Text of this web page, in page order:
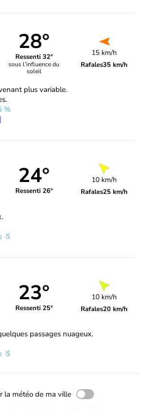
28°
Ressenti 32°
sous l’influence du
soleil
15 km/h
Rafales35 km/h
plus variable.
%
24°
Ressenti 26°
10 km/h
Rafales25 km/h
23°
Ressenti 25°
10 km/h
Rafales20 km/h
passages nuageux.
la météo de ma ville